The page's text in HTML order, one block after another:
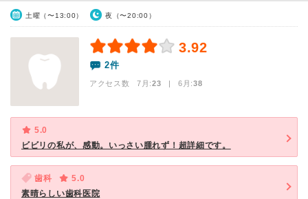
土曜（〜13:00） 夜（〜20:00）
3.92
2件
アクセス数 7月:23 | 6月:38
5.0
ビビリの私が、感動。いっさい腫れず！超詳細です。
歯科
5.0
素晴らしい歯科医院